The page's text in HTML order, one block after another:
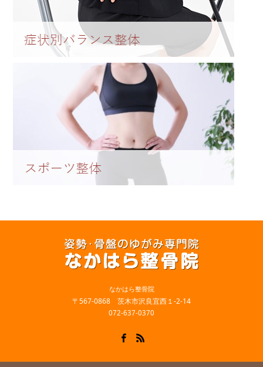
なかはら整骨院
〒567-0868 茨木市沢良宜西１-2-14
072-637-0370